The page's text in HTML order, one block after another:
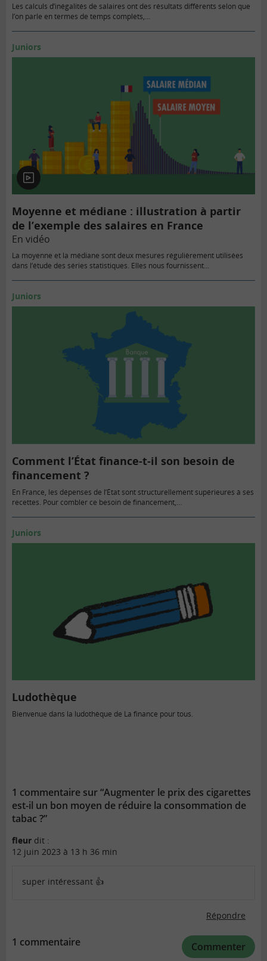
Les calculs d’inégalités de salaires ont des résultats différents selon que
l’on parle en termes de temps complets,…
Juniors
En
vidéo
Moyenne et médiane : illustration à partir
de l’exemple des salaires en France
En vidéo
La moyenne et la médiane sont deux mesures régulièrement utilisées
dans l’étude des séries statistiques. Elles nous fournissent…
Juniors
Comment l’État finance-t-il son besoin de
financement ?
En France, les dépenses de l’État sont structurellement supérieures à ses
recettes. Pour combler ce besoin de financement,…
Juniors
Ludothèque
Bienvenue dans la ludothèque de La finance pour tous.
1 commentaire sur “Augmenter le prix des cigarettes
est-il un bon moyen de réduire la consommation de
tabac ?”
fleur dit :
12 juin 2023 à 13 h 36 min
super intéressant 👍
Répondre
1 commentaire Commenter